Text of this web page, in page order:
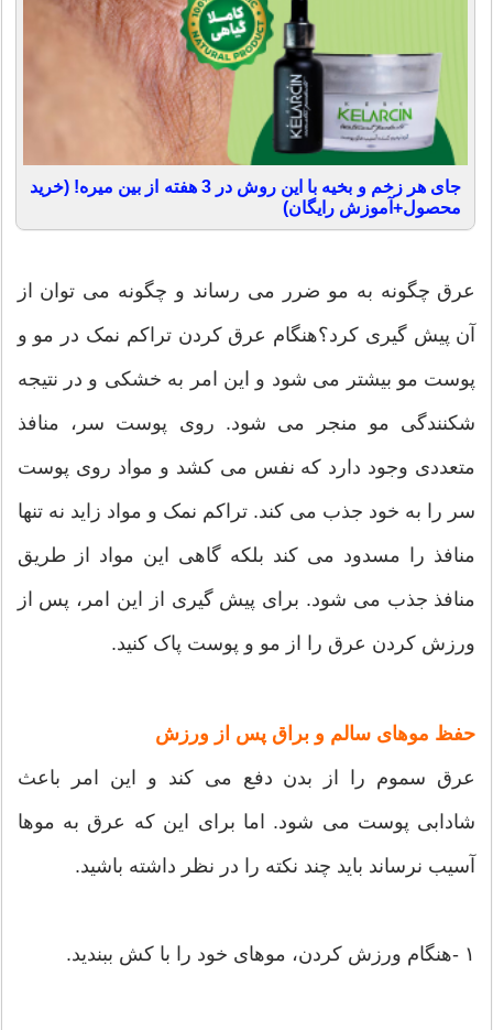
جای هر زخم و بخیه با این روش در 3 هفته از بین میره! (خرید
محصول+آموزش رایگان)
عرق چگونه به مو ضرر می رساند و چگونه می توان از
آن پیش گیری کرد؟هنگام عرق کردن تراکم نمک در مو و
پوست مو بیشتر می شود و این امر به خشکی و در نتیجه
شکنندگی مو منجر می شود. روی پوست سر، منافذ
متعددی وجود دارد که نفس می کشد و مواد روی پوست
سر را به خود جذب می کند. تراکم نمک و مواد زاید نه تنها
منافذ را مسدود می کند بلکه گاهی این مواد از طریق
منافذ جذب می شود. برای پیش گیری از این امر، پس از
ورزش کردن عرق را از مو و پوست پاک کنید.
حفظ موهای سالم و براق پس از ورزش
عرق سموم را از بدن دفع می کند و این امر باعث
شادابی پوست می شود. اما برای این که عرق به موها
آسیب نرساند باید چند نکته را در نظر داشته باشید.
۱ -هنگام ورزش کردن، موهای خود را با کش ببندید.